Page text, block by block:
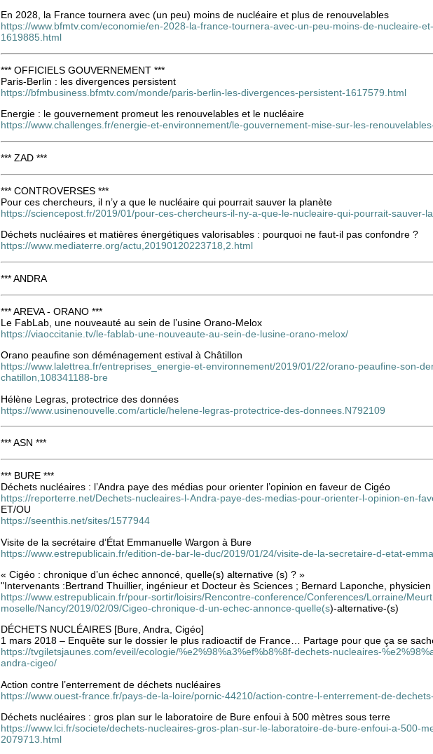
En 2028, la France tournera avec (un peu) moins de nucléaire et plus de renouvelables
https://www.bfmtv.com/economie/en-2028-la-france-tournera-avec-un-peu-moins-de-nucleaire-
1619885.html
*** OFFICIELS GOUVERNEMENT ***
Paris-Berlin : les divergences persistent
https://bfmbusiness.bfmtv.com/monde/paris-berlin-les-divergences-persistent-1617579.html
Energie : le gouvernement promeut les renouvelables et le nucléaire
https://www.challenges.fr/energie-et-environnement/le-gouvernement-mise-sur-les-
*** ZAD ***
*** CONTROVERSES ***
Pour ces chercheurs, il n’y a que le nucléaire qui pourrait sauver la planète
https://sciencepost.fr/2019/01/pour-ces-chercheurs-il-ny-a-que-le-nucleaire-qui-pourrait-sauver-
Déchets nucléaires et matières énergétiques valorisables : pourquoi ne faut-il pas confondre ?
https://www.mediaterre.org/actu,20190120223718,2.html
*** ANDRA
*** AREVA - ORANO ***
Le FabLab, une nouveauté au sein de l’usine Orano-Melox
https://viaoccitanie.tv/le-fablab-une-nouveaute-au-sein-de-lusine-orano-melox/
Orano peaufine son déménagement estival à Châtillon
https://www.lalettrea.fr/entreprises_energie-et-environnement/2019/01/22/orano-peaufine-son-
chatillon,108341188-bre
Hélène Legras, protectrice des données
https://www.usinenouvelle.com/article/helene-legras-protectrice-des-donnees.N792109
*** ASN ***
*** BURE ***
Déchets nucléaires : l’Andra paye des médias pour orienter l’opinion en faveur de Cigéo
https://reporterre.net/Dechets-nucleaires-l-Andra-paye-des-medias-pour-orienter-l-opinion-en-
ET/OU
https://seenthis.net/sites/1577944
Visite de la secrétaire d’État Emmanuelle Wargon à Bure
https://www.estrepublicain.fr/edition-de-bar-le-duc/2019/01/24/visite-de-la-secretaire-d-etat-
« Cigéo : chronique d’un échec annoncé, quelle(s) alternative (s) ? »
"Intervenants :Bertrand Thuillier, ingénieur et Docteur ès Sciences ; Bernard Laponche,
https://www.estrepublicain.fr/pour-sortir/loisirs/Rencontre-conference/Conferences/Lorraine/
moselle/Nancy/2019/02/09/Cigeo-chronique-d-un-echec-annonce-quelle(s)-alternative-(s)
DÉCHETS NUCLÉAIRES [Bure, Andra, Cigéo]
1 mars 2018 – Enquête sur le dossier le plus radioactif de France… Partage pour que ça se
https://tvgiletsjaunes.com/eveil/ecologie/%e2%98%a3%ef%b8%8f-dechets-nucleaires-
andra-cigeo/
Action contre l’enterrement de déchets nucléaires
https://www.ouest-france.fr/pays-de-la-loire/pornic-44210/action-contre-l-enterrement-de-
Déchets nucléaires : gros plan sur le laboratoire de Bure enfoui à 500 mètres sous terre
https://www.lci.fr/societe/dechets-nucleaires-gros-plan-sur-le-laboratoire-de-bure-enfoui-a-500-
2079713.html